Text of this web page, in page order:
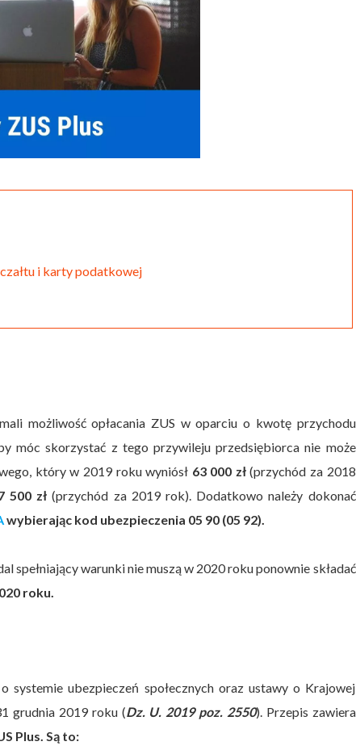
i karty podatkowej
możliwość opłacania ZUS w oparciu o kwotę przychodu
móc skorzystać z tego przywileju przedsiębiorca nie może
który w 2019 roku wyniósł 63 000 zł(przychód za 2018
500 zł (przychód za 2019 rok). Dodatkowo należy dokonać
wybierając kod ubezpieczenia 05 90 (05 92).
spełniający warunki nie muszą w 2020 roku ponownie składać
roku.
ubezpieczeń społecznych oraz ustawy o Krajowej
grudnia 2019 roku (Dz. U. 2019 poz. 2550). Przepis zawiera
Plus. Są to: